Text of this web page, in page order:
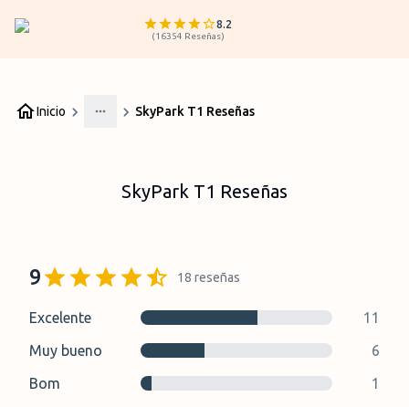
8.2
(16354 Reseñas)
Inicio
More
SkyPark T1 Reseñas
SkyPark T1 Reseñas
9 18 reseñas
Excelente
11
Muy bueno
6
Bom
1